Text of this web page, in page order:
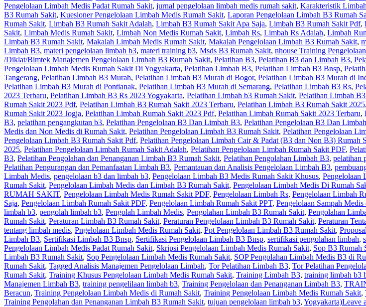
Pengelolaan Limbah Medis Padat Rumah Sakit, jurnal pengelolaan limbah medis rumah sakit, Karakteristik
B3 Rumah Sakit, Kuesioner Pengelolaan Limbah Medis Rumah Sakit, Laporan Pengelolaan Limbah B3 Rumah
Rumah Sakit, Limbah B3 Rumah Sakit Adalah, Limbah B3 Rumah Sakit Apa Saja, Limbah B3 Rumah Sakit Pdf,
Sakit, Limbah Medis Rumah Sakit, Limbah Non Medis Rumah Sakit, Limbah Rs, Limbah Rs Adalah, Limbah
Limbah B3 Rumah Sakit, Makalah Limbah Medis Rumah Sakit, Makalah Pengelolaan Limbah B3 Rumah Sakit,
Limbah B3, materi pengelolaan limbah b3, materi training b3, Msds B3 Rumah Sakit, nhouse Training
/Diklat/Bimtek Manajemen Pengelolaan Limbah B3 Rumah Sakit, Pelatihan B3, Pelatihan B3 dan Limbah B3,
Pengelolaan Limbah Medis Rumah Sakit Di Yogyakarta, Pelatihan Limbah B3, Pelatihan Limbah B3 Bnsp,
Tangerang, Pelatihan Limbah B3 Murah, Pelatihan Limbah B3 Murah di Bogor, Pelatihan Limbah B3 Murah di
Pelatihan Limbah B3 Murah di Pontianak, Pelatihan Limbah B3 Murah di Semarang, Pelatihan Limbah B3 Rs,
2023 Terbaru, Pelatihan Limbah B3 Rs 2023 Yogyakarta, Pelatihan Limbah b3 Rumah Sakit, Pelatihan Limbah
Rumah Sakit 2023 Pdf, Pelatihan Limbah B3 Rumah Sakit 2023 Terbaru, Pelatihan Limbah B3 Rumah Sakit 2025,
Rumah Sakit 2023 Jogja, Pelatihan Limbah Rumah Sakit 2023 Pdf, Pelatihan Limbah Rumah Sakit 2023 Terbaru,
B3, pelatihan pengangkutan b3, Pelatihan Pengelolaan B3 Dan Limbah B3, Pelatihan Pengelolaan B3 Dan
Medis dan Non Medis di Rumah Sakit, Pelatihan Pengelolaan Limbah B3 Rumah Sakit, Pelatihan Pengelolaan
Pengelolaan Limbah B3 Rumah Sakit Pdf, Pelatihan Pengelolaan Limbah Cair & Padat (B3 dan Non B3) Rumah
2025, Pelatihan Pengelolaan Limbah Rumah Sakit Adalah, Pelatihan Pengelolaan Limbah Rumah Sakit PDF,
B3, Pelatihan Pengolahan dan Penanganan Limbah B3 Rumah Sakit, Pelatihan Pengolahan Limbah B3, pelatihan
Pelatihan Pengurangan dan Pemanfaatan Limbah B3, Pemantauan dan Analisis Pengelolaan Limbah B3,
Limbah Medis, pengelolaan b3 dan limbah b3, Pengelolaan Limbah B3 Medis Rumah Sakit Khusus, Pengelolaan
Rumah Sakit, Pengelolaan Limbah Medis dan Limbah B3 Rumah Sakit, Pengelolaan Limbah Medis Di Rumah
RUMAH SAKIT, Pengelolaan Limbah Medis Rumah Sakit PDF, Pengelolaan Limbah Rs, Pengelolaan Limbah
Saja, Pengelolaan Limbah Rumah Sakit PDF, Pengelolaan Limbah Rumah Sakit PPT, Pengelolaan Sampah
limbah b3, pengolah limbah b3, Pengolah Limbah Medis, Pengolahan Limbah B3 Rumah Sakit, Pengolahan
Rumah Sakit, Peraturan Limbah B3 Rumah Sakit, Peraturan Pengelolaan Limbah B3 Rumah Sakit, Peraturan
tentang limbah medis, Pngelolaan Limbah Medis Rumah Sakit, Ppt Pengelolaan Limbah B3 Rumah Sakit,
Limbah B3, Sertifikasi Limbah B3 Bnsp, Sertifikasi Pengelolaan Limbah B3 Bnsp, sertifikasi pengolahan limbah,
Pengelolaan Limbah Medis Padat Rumah Sakit, Skripsi Pengelolaan Limbah Medis Rumah Sakit, Sop B3 Rumah
Limbah B3 Rumah Sakit, Sop Pengelolaan Limbah Medis Rumah Sakit, SOP Pengolahan Limbah Medis B3 di
Rumah Sakit, Tagged Analisis Manajemen Pengelolaan Limbah, Tor Pelatihan Limbah B3, Tor Pelatihan
Rumah Sakit, Training Khusus Pengelolaan Limbah Medis Rumah Sakit, Training Limbah B3, training limbah b3
Manajemen Limbah B3, training pengelilaan limbah b3, Training Pengelolaan dan Penanganan Limbah B3,
Beracun, Training Pengelolaan Limbah Medis di Rumah Sakit, Training Pengelolaan Limbah Medis Rumah Sakit,
Training Pengolahan dan Penanganan Limbah B3 Rumah Sakit, tujuan pengelolaan limbah b3, Yogyakarta)Leave